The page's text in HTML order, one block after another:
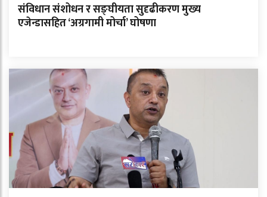
संविधान संशोधन र सङ्घीयता सुदृढीकरण मुख्य
एजेन्डासहित ‘अग्रगामी मोर्चा’ घोषणा